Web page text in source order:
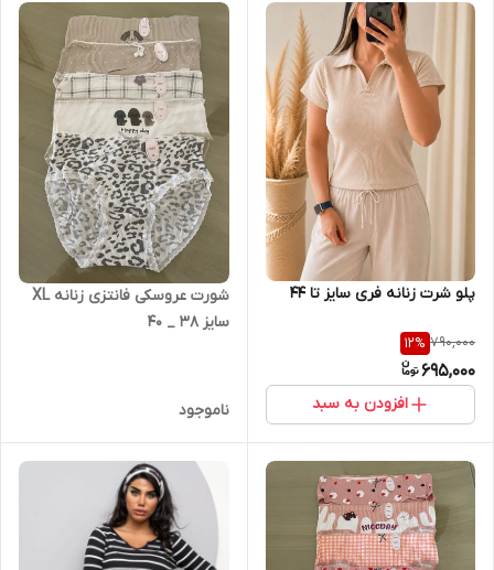
پلو شرت زنانه فری سایز تا ۴۴
790,000
12%
695,000
افزودن به سبد
شورت عروسکی فانتزی زنانه XL
سایز 38 _ 40
ناموجود